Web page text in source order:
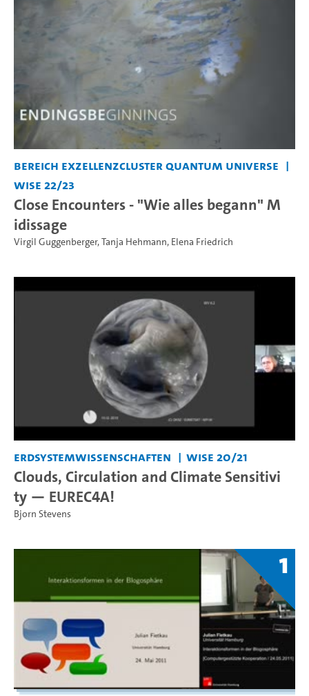
Bereich Exzellenzcluster Quantum Universe
WiSe 22/23
Close Encounters - "Wie alles begann" M
idissage
Virgil Guggenberger,Tanja Hehmann, Elena Friedrich
Erdsystemwissenschaften WiSe 20/21
Clouds, Circulation and Climate Sensitivi
ty — EUREC4A!
Bjorn Stevens
1